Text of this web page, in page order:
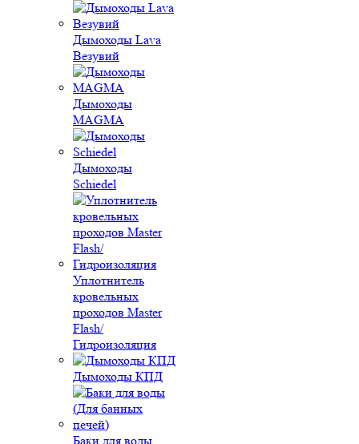
Дымоходы Lava
Везувий
Дымоходы
MAGMA
Дымоходы
Schiedel
Уплотнитель
кровельных
проходов Master
Flash/
Гидроизоляция
Дымоходы КПД
Баки для воды